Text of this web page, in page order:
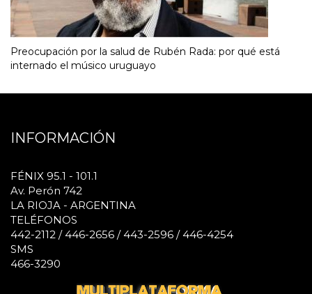
Preocupación por la salud de Rubén Rada: por qué está
internado el músico uruguayo
INFORMACIÓN
FÉNIX 95.1 - 101.1
Av. Perón 742
LA RIOJA - ARGENTINA
TELÉFONOS
442-2112 / 446-2656 / 443-2596 / 446-4254
SMS
466-3290